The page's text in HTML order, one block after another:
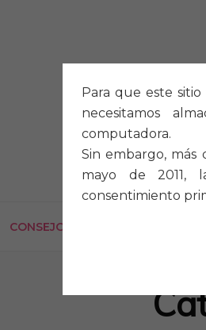
Para que este
necesitamos
computadora.
Sin embargo, más
mayo de 2011,
consentimiento
CONSEJOS